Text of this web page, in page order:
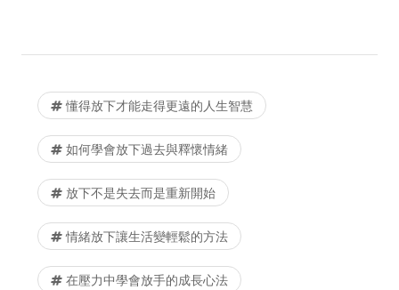
懂得放下才能走得更遠的人生智慧
如何學會放下過去與釋懷情緒
放下不是失去而是重新開始
情緒放下讓生活變輕鬆的方法
在壓力中學會放手的成長心法